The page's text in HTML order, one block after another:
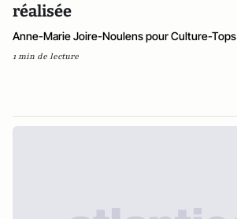
réalisée
Anne-Marie Joire-Noulens pour Culture-Tops
1 min de lecture